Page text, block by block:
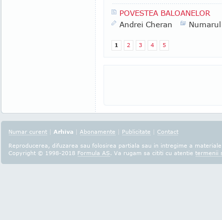
POVESTEA BALOANELOR
Andrei Cheran
1 2 3 4 5
Numar curent | Arhiva | Abonamente | Publicitate | Contact
Reproducerea, difuzarea sau folosirea partiala sau in intregime a
Copyright © 1998-2018 Formula AS. Va rugam sa cititi cu atentie termenii